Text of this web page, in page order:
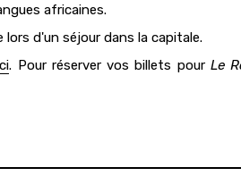
africaines.
d'un séjour dans la capitale.
. Pour réserver vos billets pour Le